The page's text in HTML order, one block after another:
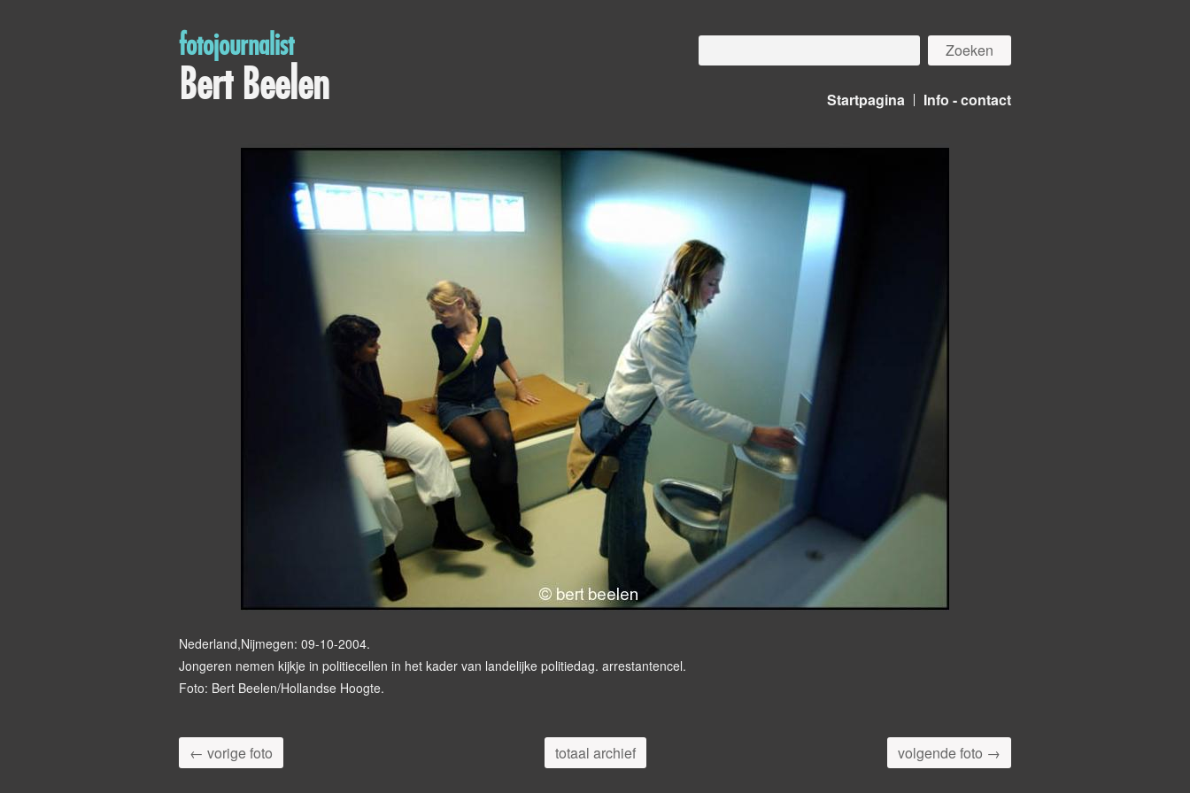
fotojournalist
Bert Beelen Startpagina Info - contact
Nederland,Nijmegen: 09-10-2004.
Jongeren nemen kijkje in politiecellen in het kader van landelijke politiedag. arrestantencel.
Foto: Bert Beelen/Hollandse Hoogte.
← vorige foto totaal archief volgende foto →